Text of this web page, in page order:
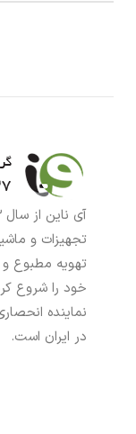
تجهیزات و
تهویه مطبوع
خود را شروع
نماینده
در ایران است.